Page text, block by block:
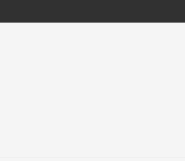
NOVA REGRA...